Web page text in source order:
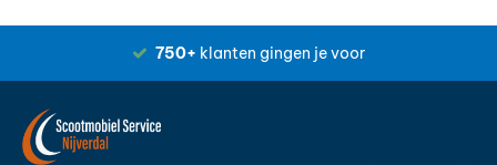
750+ klanten gingen je voor